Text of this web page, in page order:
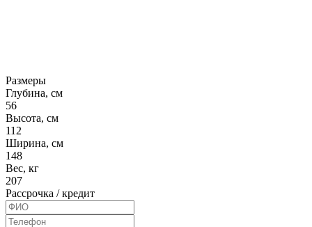
Размеры
Глубина, см
56
Высота, см
112
Ширина, см
148
Вес, кг
207
Рассрочка / кредит